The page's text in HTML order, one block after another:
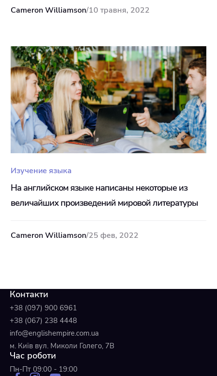
Cameron Williamson/10 травня, 2022
Изучение языка
На английском языке написаны некоторые из
величайших произведений мировой литературы
Cameron Williamson/25 фев, 2022
Контакти
+38 (097) 900 6961
+38 (067) 238 4448
info@englishempire.com.ua
м. Київ вул. Миколи Голего, 7В
Час роботи
Пн-Пт 09:00 - 19:00